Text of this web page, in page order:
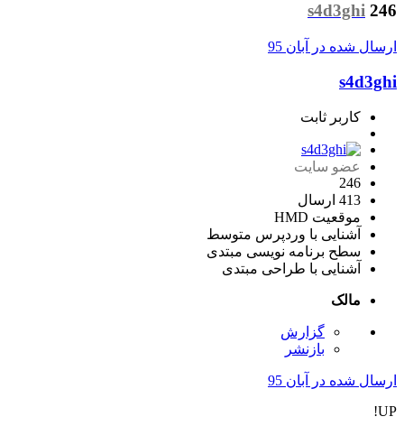
s4d3ghi 246
ارسال شده در آبان 95
s4d3ghi
کاربر ثابت
عضو سایت
246
413 ارسال
موقعیت HMD
آشنایی با وردپرس متوسط
سطح برنامه نویسی مبتدی
آشنایی با طراحی مبتدی
مالک
گزارش
بازنشر
ارسال شده در
آبان 95
UP!